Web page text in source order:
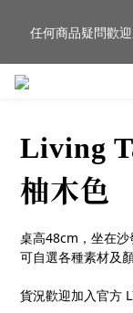
任何商品疑問歡
新品到貨｜日本燈
Living
柚木色
桌高48cm，坐在沙
可自選各種素材及顏
貨況歡迎加入官方